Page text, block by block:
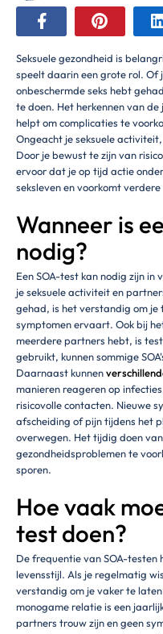
Seksuele gezondheid is
speelt daarin een grote rol. Of
onbeschermde seks hebt
te doen. Het herkennen van
helpt om complicaties te
Ongeacht je seksuele
Door je bewust te zijn van
ervoor dat je op tijd actie
seksleven en voorkomt
Wanneer is
nodig?
Een SOA-test kan nodig zijn
je seksuele activiteit en
gehad, is het verstandig om je
symptomen ervaart. Ook bij
meerdere partners hebt, is
gebruikt, kunnen sommige
Daarnaast kunnen
manieren reageren op
risicovolle contacten. Nieuwe
afscheiding of pijn tijdens het
overwegen. Het tijdig doen
gezondheidsproblemen te
sporen.
Hoe vaak
test doen?
De frequentie van SOA-testen
levensstijl. Als je regelmatig
verstandig om je vaker te
monogame relatie is een
partners trouw zijn en geen